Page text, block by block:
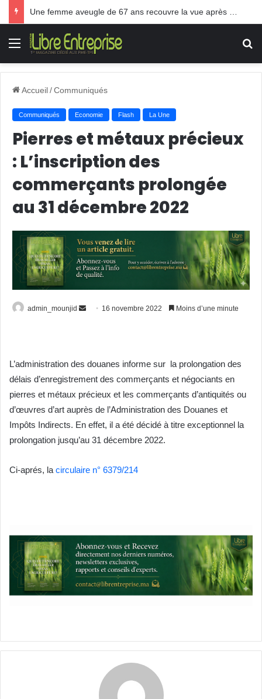
Menu
Accueil/Communiqués
Communiqués Economie Flash La Une
Pierres et métaux précieux
: L’inscription des
commerçants prolongée
au 31 décembre 2022
admin_mounjid
Envoyer16 novembre 2022 Moins d’une minute
L’administration des douanes informe sur la prolongation des
délais d’enregistrement des commerçants et négociants en
pierres et métaux précieux et les commerçants d’antiquités ou
d’œuvres d’art auprès de l’Administration des Douanes et
Impôts Indirects. En effet, il a été décidé à titre exceptionnel la
prolongation jusqu’au 31 décembre 2022.
Ci-aprés, la circulaire n° 6379/214